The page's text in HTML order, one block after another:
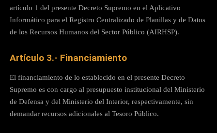
artículo 1 del presente Decreto Supremo en el Aplicativo
Informático para el Registro Centralizado de Planillas y de Datos
de los Recursos Humanos del Sector Público (AIRHSP).
Artículo 3.- Financiamiento
El financiamiento de lo establecido en el presente Decreto
Supremo es con cargo al presupuesto institucional del Ministerio
de Defensa y del Ministerio del Interior, respectivamente, sin
demandar recursos adicionales al Tesoro Público.